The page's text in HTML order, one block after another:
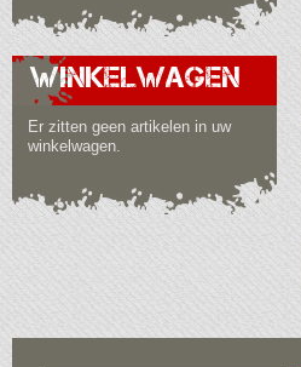
WINKELWAGEN
Er zitten geen artikelen in uw
winkelwagen.